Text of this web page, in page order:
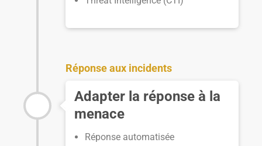
Réponse aux incidents
Adapter la réponse à la
menace
Réponse automatisée